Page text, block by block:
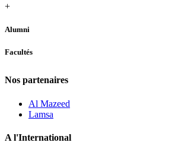
+
Alumni
Facultés
Nos partenaires
Al Mazeed
Lamsa
A l'International